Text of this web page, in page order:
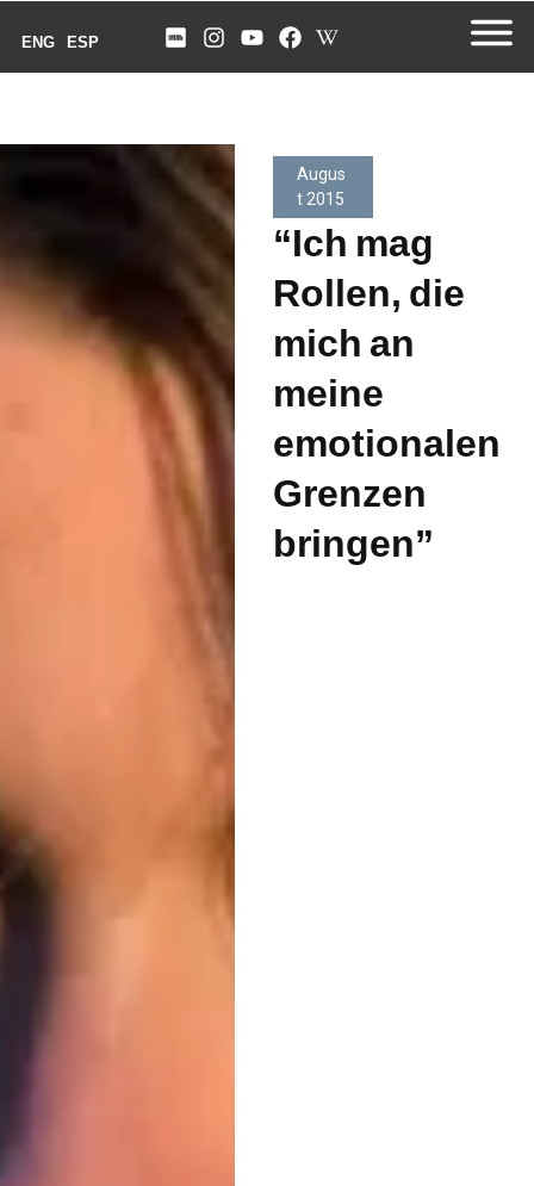
ENG ESP
Augus
t 2015
“Ich mag
Rollen, die
mich an
meine
emotionalen
Grenzen
bringen”